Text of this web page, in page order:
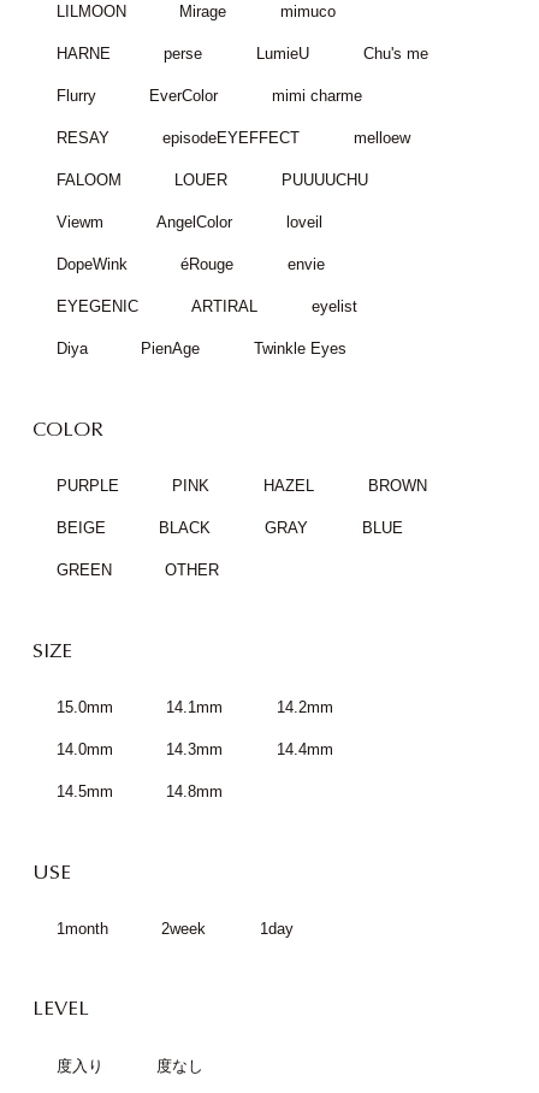
LILMOON Mirage mimuco
HARNE perse LumieU Chu's me
Flurry EverColor mimi charme
RESAY episodeEYEFFECT melloew
FALOOM LOUER PUUUUCHU
Viewm AngelColor loveil
DopeWink éRouge envie
EYEGENIC ARTIRAL eyelist
Diya PienAge Twinkle Eyes
COLOR
PURPLE PINK HAZEL BROWN
BEIGE BLACK GRAY BLUE
GREEN OTHER
SIZE
15.0mm 14.1mm 14.2mm
14.0mm 14.3mm 14.4mm
14.5mm 14.8mm
USE
1month 2week 1day
LEVEL
度入り 度なし